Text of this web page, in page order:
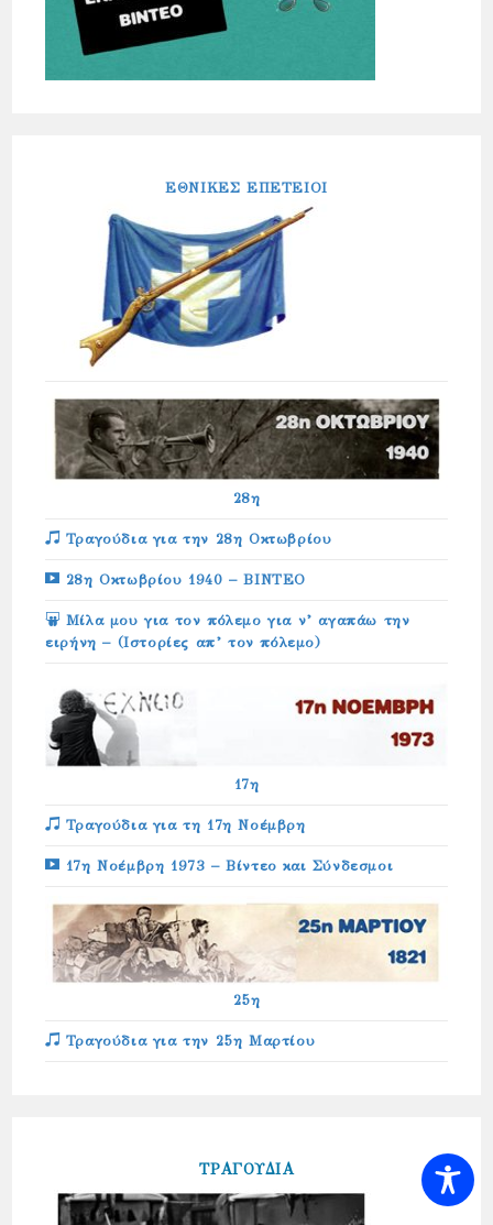
ΕΘΝΙΚΕΣ ΕΠΕΤΕΙΟΙ
28η
Τραγούδια για την 28η Οκτωβρίου
28η Οκτωβρίου 1940 – ΒΙΝΤΕΟ
Μίλα μου για τον πόλεμο για ν’ αγαπάω την
ειρήνη – (Ιστορίες απ’ τον πόλεμο)
17η
Τραγούδια για τη 17η Νοέμβρη
17η Νοέμβρη 1973 – Βίντεο και Σύνδεσμοι
25η
Τραγούδια για την 25η Μαρτίου
ΤΡΑΓΟΥΔΙΑ